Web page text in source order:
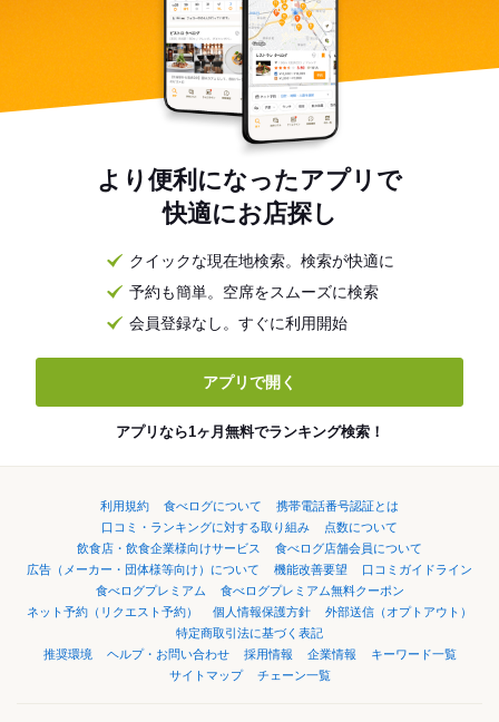
より便利になったアプリで
快適にお店探し
クイックな現在地検索。検索が快適に
予約も簡単。空席をスムーズに検索
会員登録なし。すぐに利用開始
アプリで開く
アプリなら1ヶ月無料でランキング検索！
利用規約 食べログについて
携帯電話番号認証とは
口コミ・ランキングに対する取り組み
点数について
飲食店・飲食企業様向けサービス
食べログ店舗会員について
広告（メーカー・団体様等向け）について
機能改善要望
口コミガイドライン
食べログプレミアム
食べログプレミアム無料クーポン
ネット予約（リクエスト予約）
個人情報保護方針
外部送信（オプトアウト）
特定商取引法に基づく表記
推奨環境
ヘルプ・お問い合わせ 採用情報 企業情報
キーワード一覧
サイトマップ
チェーン一覧